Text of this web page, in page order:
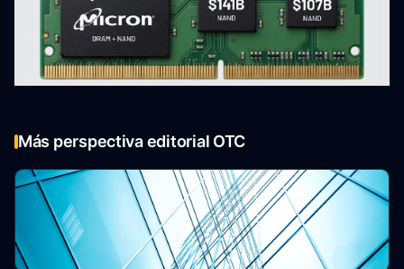
Más perspectiva editorial OTC